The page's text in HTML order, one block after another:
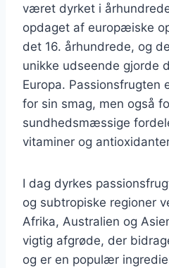
været dyrket i
opdaget af europæiske
det 16. århundrede, og
unikke udseende gjorde
Europa.
for sin smag, men også
sundhedsmæssige
vitaminer og
I dag dyrkes
og subtropiske regioner
Afrika, Australien og
vigtig afgrøde, der
og er en populær